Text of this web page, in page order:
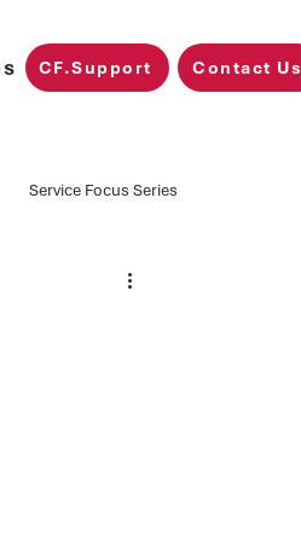
CF.Support Contact Us
Service Focus Series